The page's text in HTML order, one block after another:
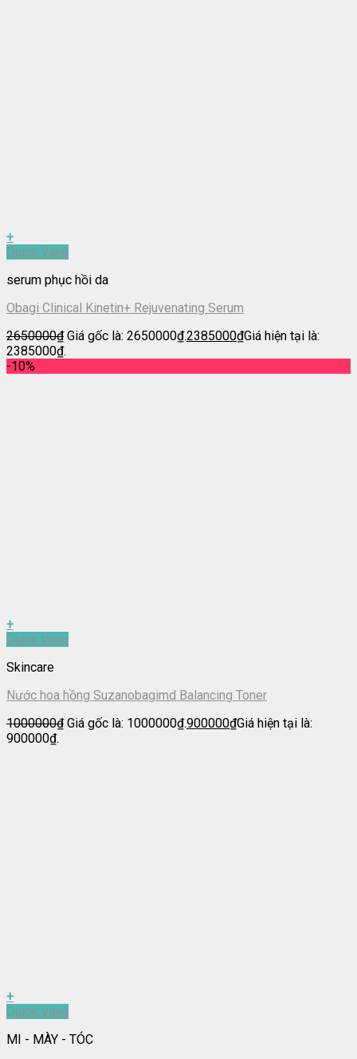
+
Quick View
serum phục hồi da
Obagi Clinical Kinetin+ Rejuvenating Serum
2650000₫ Giá gốc là: 2650000₫.2385000₫Giá hiện tại là:
2385000₫.
-10%
+
Quick View
Skincare
Nước hoa hồng Suzanobagimd Balancing Toner
1000000₫ Giá gốc là: 1000000₫.900000₫Giá hiện tại là:
900000₫.
+
Quick View
MI - MÀY - TÓC